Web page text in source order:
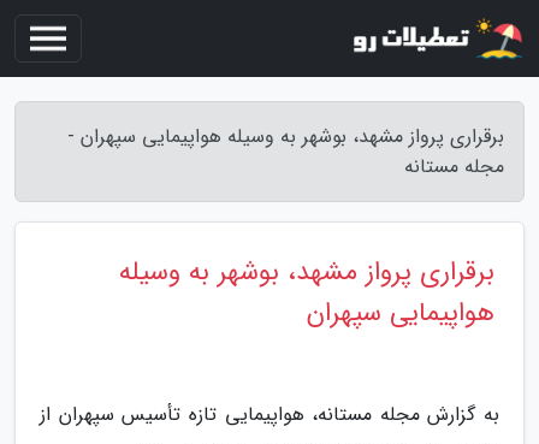
برقراری پرواز مشهد، بوشهر به وسیله هواپیمایی سپهران -
مجله مستانه
برقراری پرواز مشهد، بوشهر به وسیله
هواپیمایی سپهران
به گزارش مجله مستانه، هواپیمایى تازه تأسیس سپهران از